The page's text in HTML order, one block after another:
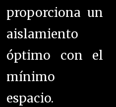
proporciona un
aislamiento
óptimo con el
mínimo
espacio.